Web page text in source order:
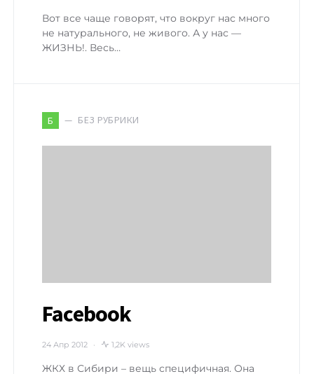
Вот все чаще говорят, что вокруг нас много
не натурального, не живого. А у нас —
ЖИЗНЬ!. Весь…
Б БЕЗ РУБРИКИ
Facebook
24 Апр 2012 1,2K views
ЖКХ в Сибири – вещь специфичная. Она